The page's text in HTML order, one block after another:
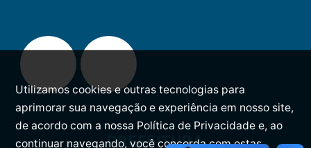
PREFEITURA
Utilizamos cookies e outras tecnologias para
aprimorar sua navegação e experiência em nosso site,
de acordo com a nossa Política de Privacidade e, ao
continuar navegando, você concorda com estas